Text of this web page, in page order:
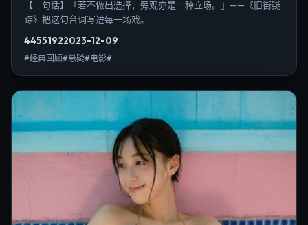
【一句话】「若不做出选择，旁观亦是一种立场。」——《旧街疑
踪》把这句台词写进每一场戏。
44551922023-12-09
#经典回顾#悬疑#电影#